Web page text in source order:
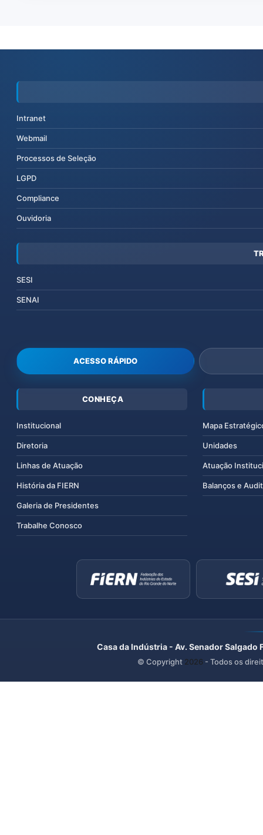
Intranet
Webmail
Processos de Seleção
LGPD
Compliance
Ouvidoria
SESI
SENAI
ACESSO RÁPIDO
CONHEÇA
Institucional
Diretoria
Linhas de Atuação
História da FIERN
Galeria de Presidentes
Trabalhe Conosco
Mapa
Unidades
Atuação
Balanços e
Casa da Indústria - Av. Senador
© Copyright 2026 - Todos os